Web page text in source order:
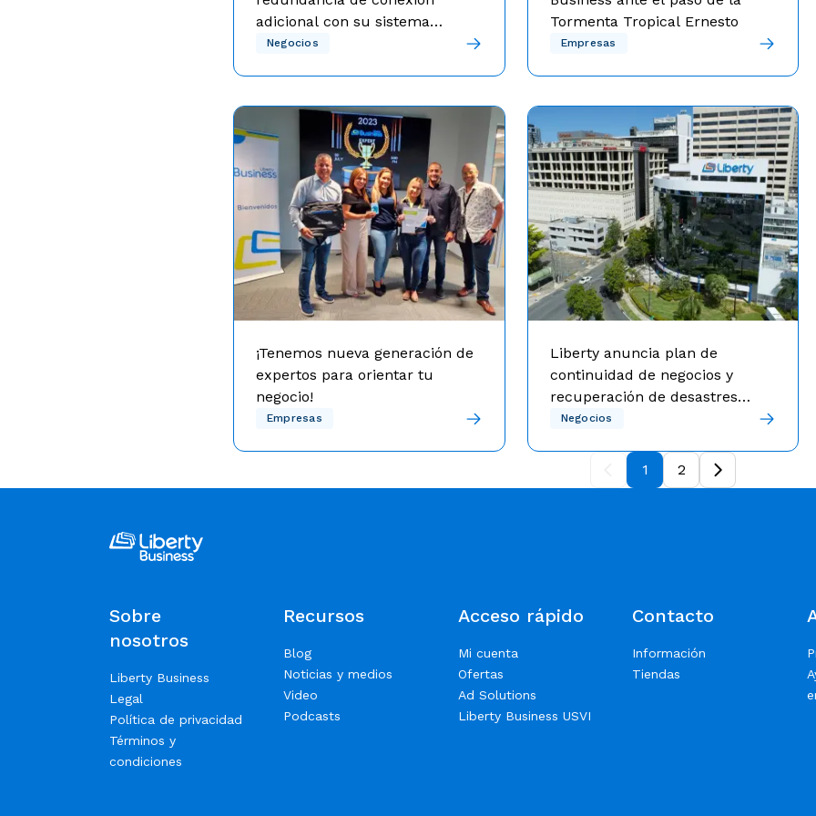
adicional con su sistema
inteligente OnGoing
El servicio ofrece una redundancia de
del negocio por una tarifa mensual
Negocios
Tormenta Tropical Ernesto
Manténgase informado sobre sus
Tormenta Tropical Ernesto.
Empresas
¡Tenemos nueva generación de
expertos para orientar tu
negocio!
En Liberty Business estamos llevando
a un nuevo nivel, y no podríamos estar
buena noticia: Nuestro equipo se sigue
Empresas
Liberty anuncia plan de
continuidad de negocios y
recuperación de desastres
naturales para la temporada de
El plan de la compañía es actualizado,
colaboración con su compañía matriz,
Liberty Latin America.
Negocios
1 2
Sobre
nosotros
Liberty Business
Legal
Política de privacidad
Términos y
condiciones
Recursos
Blog
Noticias y medios
Video
Podcasts
Acceso rápido
Mi cuenta
Ofertas
Ad Solutions
Liberty Business USVI
Contacto
Información
Tiendas